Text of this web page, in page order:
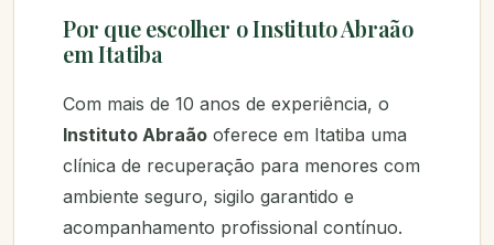
Por que escolher o Instituto Abraão
em Itatiba
Com mais de 10 anos de experiência, o
Instituto Abraão oferece em Itatiba uma
clínica de recuperação para menores com
ambiente seguro, sigilo garantido e
acompanhamento profissional contínuo.